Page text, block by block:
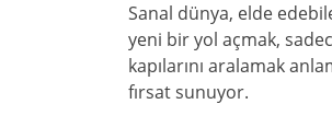
Sanal dünya, elde
yeni bir yol açmak,
kapılarını aralamak
fırsat sunuyor.